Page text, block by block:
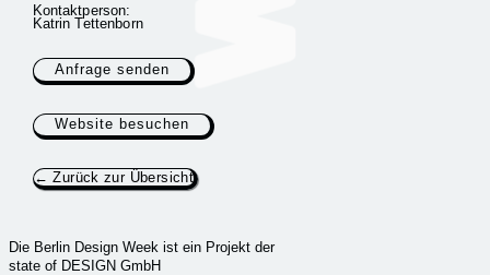
Kontaktperson:
Katrin Tettenborn
Anfrage senden
Website besuchen
← Zurück zur Übersicht
Die Berlin Design Week ist ein Projekt der
state of DESIGN GmbH